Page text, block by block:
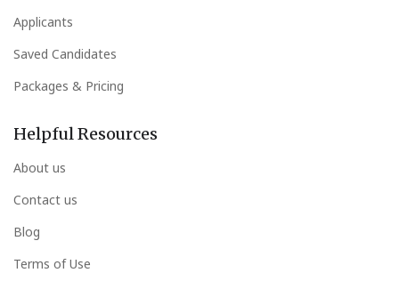
Applicants
Saved Candidates
Packages & Pricing
Helpful Resources
About us
Contact us
Blog
Terms of Use